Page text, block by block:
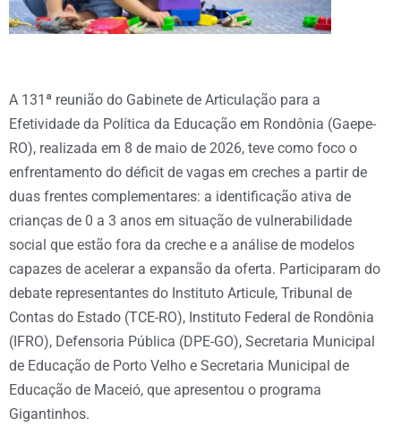
A 131ª reunião do Gabinete de Articulação para a
Efetividade da Política da Educação em Rondônia (Gaepe-
RO), realizada em 8 de maio de 2026, teve como foco o
enfrentamento do déficit de vagas em creches a partir de
duas frentes complementares: a identificação ativa de
crianças de 0 a 3 anos em situação de vulnerabilidade
social que estão fora da creche e a análise de modelos
capazes de acelerar a expansão da oferta. Participaram do
debate representantes do Instituto Articule, Tribunal de
Contas do Estado (TCE-RO), Instituto Federal de Rondônia
(IFRO), Defensoria Pública (DPE-GO), Secretaria Municipal
de Educação de Porto Velho e Secretaria Municipal de
Educação de Maceió, que apresentou o programa
Gigantinhos.